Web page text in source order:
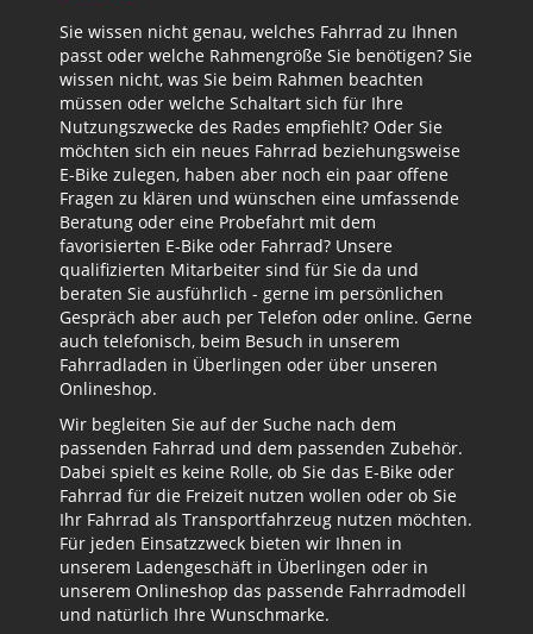
Sie wissen nicht genau, welches Fahrrad zu Ihnen
passt oder welche Rahmengröße Sie benötigen? Sie
wissen nicht, was Sie beim Rahmen beachten
müssen oder welche Schaltart sich für Ihre
Nutzungszwecke des Rades empfiehlt? Oder Sie
möchten sich ein neues Fahrrad beziehungsweise
E-Bike zulegen, haben aber noch ein paar offene
Fragen zu klären und wünschen eine umfassende
Beratung oder eine Probefahrt mit dem
favorisierten E-Bike oder Fahrrad? Unsere
qualifizierten Mitarbeiter sind für Sie da und
beraten Sie ausführlich - gerne im persönlichen
Gespräch aber auch per Telefon oder online. Gerne
auch telefonisch, beim Besuch in unserem
Fahrradladen in Überlingen oder über unseren
Onlineshop.
Wir begleiten Sie auf der Suche nach dem
passenden Fahrrad und dem passenden Zubehör.
Dabei spielt es keine Rolle, ob Sie das E-Bike oder
Fahrrad für die Freizeit nutzen wollen oder ob Sie
Ihr Fahrrad als Transportfahrzeug nutzen möchten.
Für jeden Einsatzzweck bieten wir Ihnen in
unserem Ladengeschäft in Überlingen oder in
unserem Onlineshop das passende Fahrradmodell
und natürlich Ihre Wunschmarke.